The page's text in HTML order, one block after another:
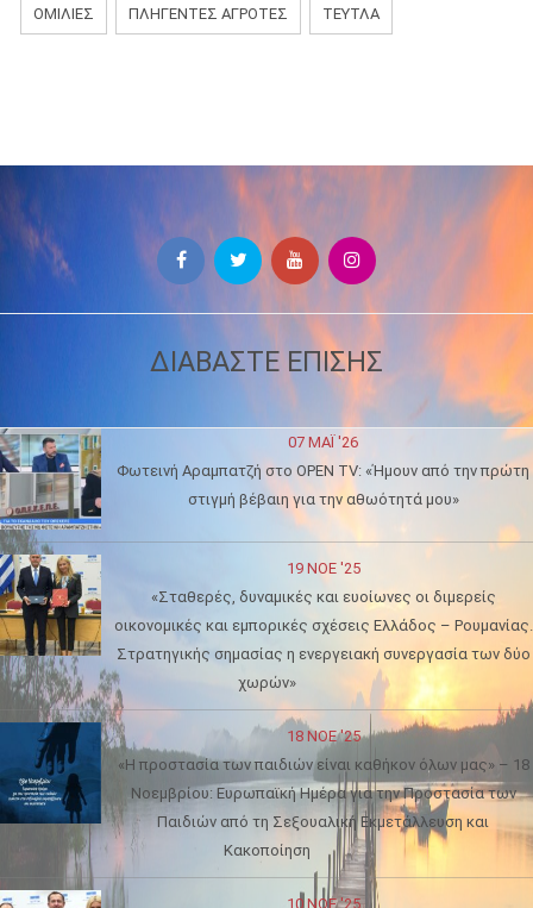
ΟΜΙΛΊΕΣ ΠΛΗΓΈΝΤΕΣ ΑΓΡΌΤΕΣ ΤΕΎΤΛΑ
ΔΙΑΒΑΣΤΕ ΕΠΙΣΗΣ
07 ΜΑΪ́ '26
Φωτεινή Αραμπατζή στο OPEN TV: «Ήμουν από την πρώτη
στιγμή βέβαιη για την αθωότητά μου»
19 ΝΟΈ '25
«Σταθερές, δυναμικές και ευοίωνες οι διμερείς
οικονομικές και εμπορικές σχέσεις Ελλάδος – Ρουμανίας.
Στρατηγικής σημασίας η ενεργειακή συνεργασία των δύο
χωρών»
18 ΝΟΈ '25
«Η προστασία των παιδιών είναι καθήκον όλων μας» – 18
Νοεμβρίου: Ευρωπαϊκή Ημέρα για την Προστασία των
Παιδιών από τη Σεξουαλική Εκμετάλλευση και
Κακοποίηση
10 ΝΟΈ '25